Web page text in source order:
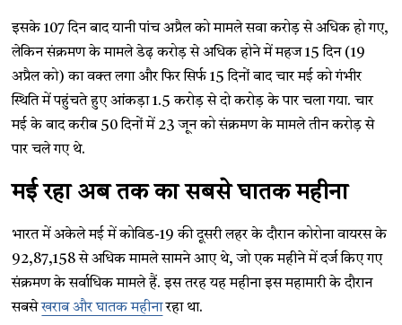
इसके 107 दिन बाद यानी पांच अप्रैल को मामले सवा करोड़ से अधिक हो गए,
लेकिन संक्रमण के मामले डेढ़ करोड़ से अधिक होने में महज 15 दिन (19
अप्रैल को) का वक्त लगा और फिर सिर्फ 15 दिनों बाद चार मई को गंभीर
स्थिति में पहुंचते हुए आंकड़ा 1.5 करोड़ से दो करोड़ के पार चला गया. चार
मई के बाद करीब 50 दिनों में 23 जून को संक्रमण के मामले तीन करोड़ से
पार चले गए थे.
मई रहा अब तक का सबसे घातक महीना
भारत में अकेले मई में कोविड-19 की दूसरी लहर के दौरान कोरोना वायरस के
92,87,158 से अधिक मामले सामने आए थे, जो एक महीने में दर्ज किए गए
संक्रमण के सर्वाधिक मामले हैं. इस तरह यह महीना इस महामारी के दौरान
सबसेखराब और घातक महीनारहा था.